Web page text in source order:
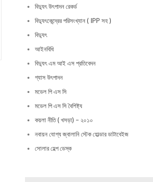
বিদ্যুৎ উৎপাদন রেকর্ড
বিদ্যুৎকেন্দ্রের পরিসংখ্যান ( IPP সহ )
বিদ্যুৎ
আইনবিধি
বিদ্যুৎ এম আই এস প্রতিবেদন
গ্যাস উৎপাদন
মডেল পি এস সি
মডেল পি এস সি বৈশিষ্ট্য
কয়লা নীতি ( খসড়া) – ২০১০
নবায়ন যোগ্য জ্বালানি স্টেক হোল্ডার ডাটাবেইজ
সোলার হেল্প ডেস্ক